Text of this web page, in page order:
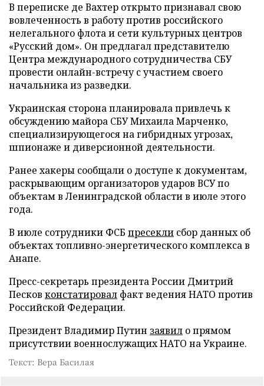
В переписке де Вахтер открыто признавал свою
вовлеченность в работу против российского
нелегального флота и сети культурных центров
«Русский дом». Он предлагал представителю
Центра международного сотрудничества СБУ
провести онлайн-встречу с участием своего
начальника из разведки.
Украинская сторона планировала привлечь к
обсуждению майора СБУ Михаила Марченко,
специализирующегося на гибридных угрозах,
шпионаже и диверсионной деятельности.
Ранее хакеры сообщали о доступе к документам,
раскрывающим организаторов ударов ВСУ по
объектам в Ленинградской области в июле этого
года.
В июле сотрудники ФСБ пресекли сбор данных об
объектах топливно-энергетического комплекса в
Анапе.
Пресс-секретарь президента России Дмитрий
Песков констатировал факт ведения НАТО против
Российской Федерации.
Президент Владимир Путин заявил о прямом
присутствии военнослужащих НАТО на Украине.
Текст: Вера Басилая